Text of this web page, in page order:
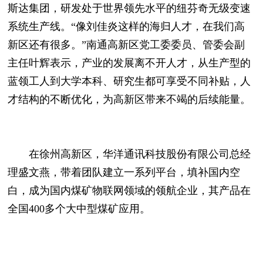
斯达集团，研发处于世界领先水平的纽芬奇无级变速
系统生产线。“像刘佳炎这样的海归人才，在我们高
新区还有很多。”南通高新区党工委委员、管委会副
主任叶辉表示，产业的发展离不开人才，从生产型的
蓝领工人到大学本科、研究生都可享受不同补贴，人
才结构的不断优化，为高新区带来不竭的后续能量。
在徐州高新区，华洋通讯科技股份有限公司总经
理盛文燕，带着团队建立一系列平台，填补国内空
白，成为国内煤矿物联网领域的领航企业，其产品在
全国400多个大中型煤矿应用。